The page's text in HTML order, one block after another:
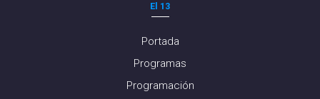
El 13
Portada
Programas
Programación